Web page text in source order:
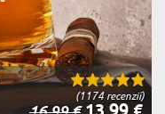
(1174 recenzií)